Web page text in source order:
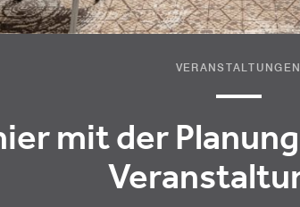
VERANSTALTUNGEN
mit der